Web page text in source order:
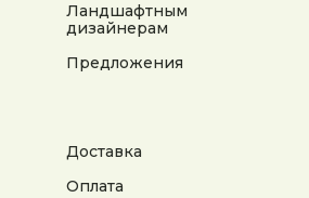
Ландшафтным
дизайнерам
Предложения
Доставка
Оплата
район, сельское
Гордеево